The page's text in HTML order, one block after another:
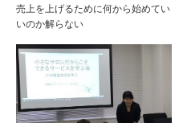
売上を上げるために何から始めてい
いのか解らない